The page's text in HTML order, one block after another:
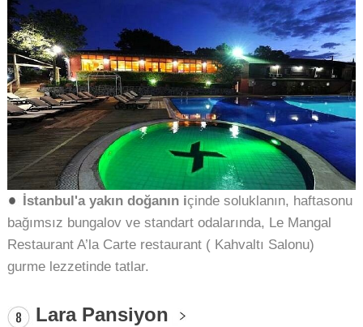
İstanbul'a yakın doğanın içinde soluklanın, haftasonu
bağımsız bungalov ve standart odalarında, Le Mangal
Restaurant A’la Carte restaurant ( Kahvaltı Salonu)
gurme lezzetinde tatlar.
Lara Pansiyon